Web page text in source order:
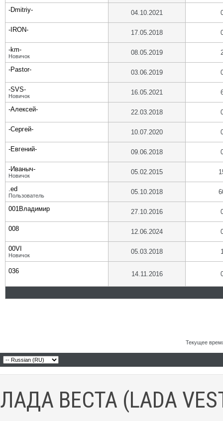
-Dmitriy- 04.10.2021
-IRON- 17.05.2018
-km-
Новичок 08.05.2019
-Pastor- 03.06.2019
-SVS-
Новичок 16.05.2021
-Алексей- 22.03.2018
-Сергей- 10.07.2020
-Евгений- 09.06.2018
-Иваныч-
Новичок 05.02.2015
.ed
Пользователь 05.10.2018
001Владимир 27.10.2016
008 12.06.2024
00VI
Новичок 05.03.2018
036 14.11.2016
Текущее
ЛАДА ВЕСТА (LADA